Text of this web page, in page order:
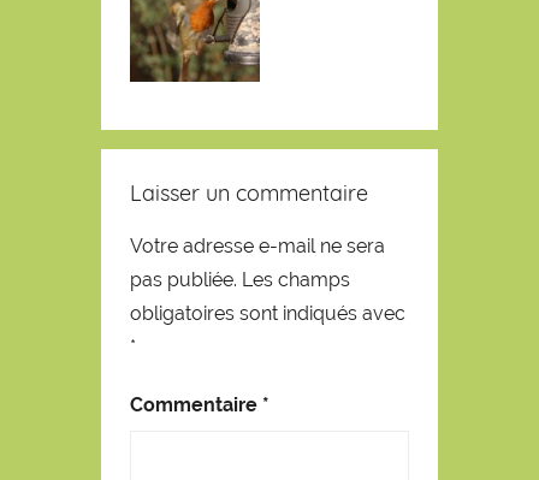
Laisser un commentaire
Votre adresse e-mail ne sera
pas publiée. Les champs
obligatoires sont indiqués avec
*
Commentaire *